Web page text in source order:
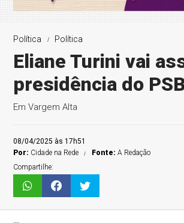
Política Política
Eliane Turini vai
presidência do
Em Vargem Alta
08/04/2025 às 17h51
Por: Cidade na Rede Fonte:A Redação
Compartilhe: